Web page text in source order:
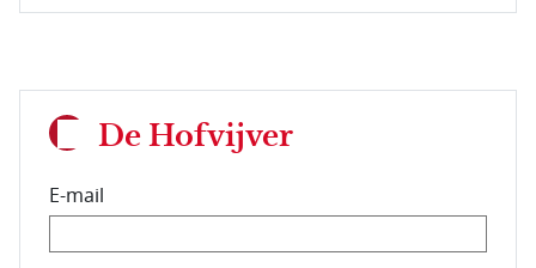
De Hofvijver
E-mail